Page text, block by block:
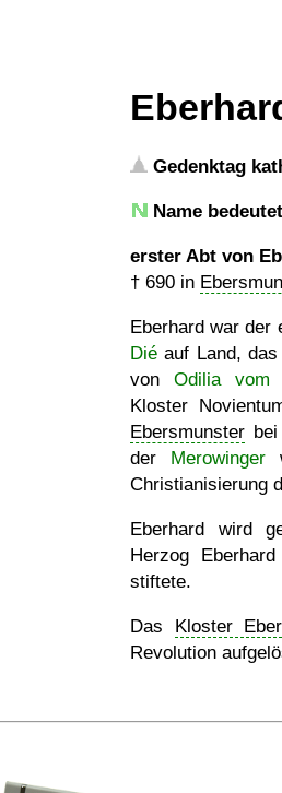
Gedenktag
Name
erster Abt von
† 690 in
Eberhard war der
Dié auf Land,
von Odilia vom
Kloster
Ebersmunster
der Merowinger
Christianisierung
Eberhard wird
Herzog
stiftete.
Das Kloster
Revolution